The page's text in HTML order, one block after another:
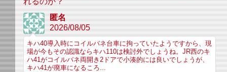
匿名
2026/08/05
キハ40導入時にコイルバネ台車に拘っていたようですから、現
場が今もその認識ならキハ110は検討外でしょうね。JR西のキ
ハ41がコイルバネ両開き2ドアで小湊的には良いでしょうが、
キハ41が廃車になるころ...